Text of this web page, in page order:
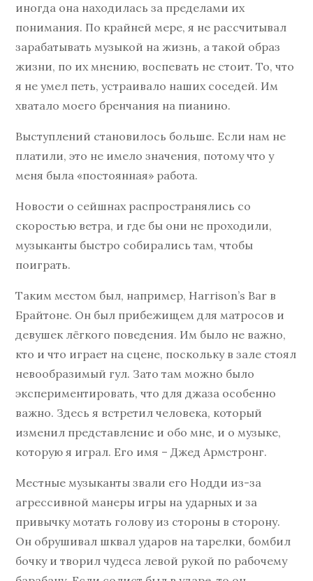
иногда она находилась за пределами их
понимания. По крайней мере, я не рассчитывал
зарабатывать музыкой на жизнь, а такой образ
жизни, по их мнению, воспевать не стоит. То, что
я не умел петь, устраивало наших соседей. Им
хватало моего бренчания на пианино.
Выступлений становилось больше. Если нам не
платили, это не имело значения, потому что у
меня была «постоянная» работа.
Новости о сейшнах распространялись со
скоростью ветра, и где бы они не проходили,
музыканты быстро собирались там, чтобы
поиграть.
Таким местом был, например, Harrison’s Bar в
Брайтоне. Он был прибежищем для матросов и
девушек лёгкого поведения. Им было не важно,
кто и что играет на сцене, поскольку в зале стоял
невообразимый гул. Зато там можно было
экспериментировать, что для джаза особенно
важно. Здесь я встретил человека, который
изменил представление и обо мне, и о музыке,
которую я играл. Его имя – Джед Армстронг.
Местные музыканты звали его Нодди из-за
агрессивной манеры игры на ударных и за
привычку мотать голову из стороны в сторону.
Он обрушивал шквал ударов на тарелки, бомбил
бочку и творил чудеса левой рукой по рабочему